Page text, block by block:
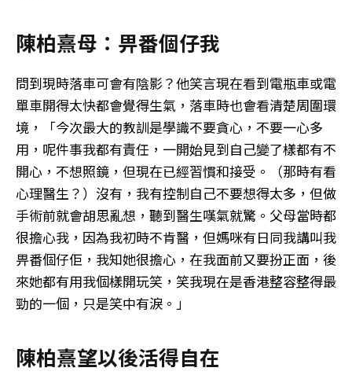
陳柏熹母：畀番個仔我
問到現時落車可會有陰影？他笑言現在看到電瓶車或電
單車開得太快都會覺得生氣，落車時也會看清楚周圍環
境，「今次最大的教訓是學識不要貪心，不要一心多
用，呢件事我都有責任，一開始見到自己變了樣都有不
開心，不想照鏡，但現在已經習慣和接受。（那時有看
心理醫生？）沒有，我有控制自己不要想得太多，但做
手術前就會胡思亂想，聽到醫生嘆氣就驚。父母當時都
很擔心我，因為我初時不肯醫，但媽咪有日同我講叫我
畀番個仔佢，我知她很擔心，在我面前又要扮正面，後
來她都有用我個樣開玩笑，笑我現在是香港整容整得最
勁的一個，只是笑中有淚。」
陳柏熹望以後活得自在